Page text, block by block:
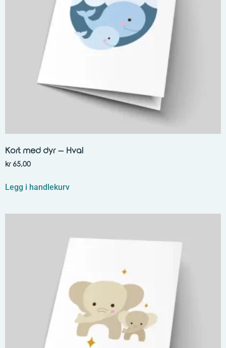
Kort med dyr – Hval
kr65,00
Legg i handlekurv